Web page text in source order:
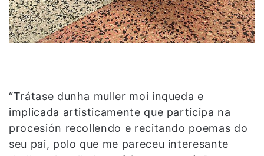
“Trátase dunha muller moi inqueda e
implicada artisticamente que participa na
procesión recollendo e recitando poemas do
seu pai, polo que me pareceu interesante